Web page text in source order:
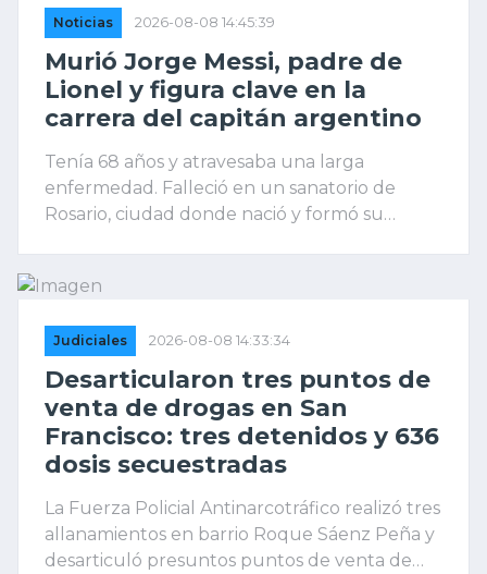
Noticias 2026-08-08 14:45:39
Murió Jorge Messi, padre de
Lionel y figura clave en la
carrera del capitán argentino
Tenía 68 años y atravesaba una larga
enfermedad. Falleció en un sanatorio de
Rosario, ciudad donde nació y formó su
fundamental en el manejo de su carrera
Judiciales 2026-08-08 14:33:34
Desarticularon tres puntos de
venta de drogas en San
Francisco: tres detenidos y 636
dosis secuestradas
La Fuerza Policial Antinarcotráfico realizó tres
allanamientos en barrio Roque Sáenz Peña y
desarticuló presuntos puntos de venta de